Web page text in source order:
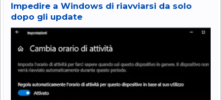
Impedire a Windows di riavviarsi da solo
dopo gli update